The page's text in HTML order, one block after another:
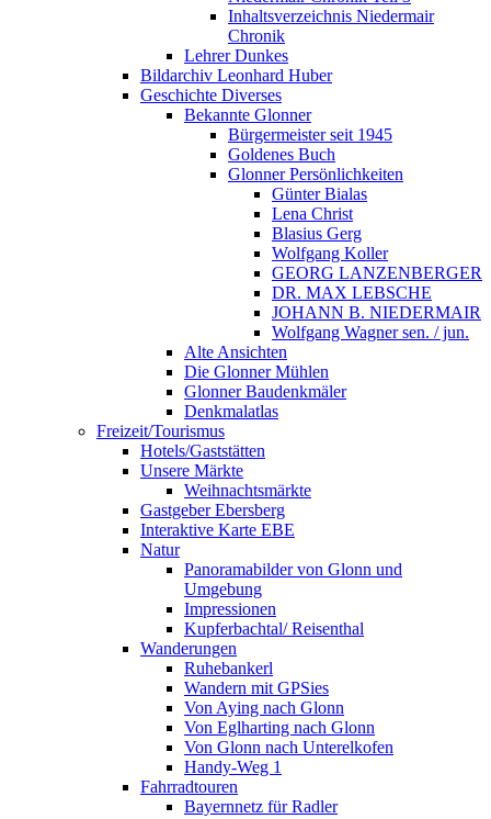
Inhaltsverzeichnis Niedermair
Chronik
Lehrer Dunkes
Bildarchiv Leonhard Huber
Geschichte Diverses
Bekannte Glonner
Bürgermeister seit 1945
Goldenes Buch
Glonner Persönlichkeiten
Günter Bialas
Lena Christ
Blasius Gerg
Wolfgang Koller
GEORG LANZENBERGER
DR. MAX LEBSCHE
JOHANN B. NIEDERMAIR
Wolfgang Wagner sen. / jun.
Alte Ansichten
Die Glonner Mühlen
Glonner Baudenkmäler
Denkmalatlas
Freizeit/Tourismus
Hotels/Gaststätten
Unsere Märkte
Weihnachtsmärkte
Gastgeber Ebersberg
Interaktive Karte EBE
Natur
Panoramabilder von Glonn und
Umgebung
Impressionen
Kupferbachtal/ Reisenthal
Wanderungen
Ruhebankerl
Wandern mit GPSies
Von Aying nach Glonn
Von Eglharting nach Glonn
Von Glonn nach Unterelkofen
Handy-Weg 1
Fahrradtouren
Bayernnetz für Radler